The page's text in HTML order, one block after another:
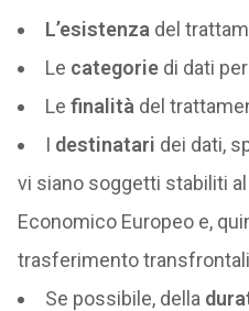
L’esistenza del
Le categoriedi dati
Le finalità del
I destinatari dei dati,
vi siano soggetti stabiliti
Economico Europeo e,
trasferimento
Se possibile, della